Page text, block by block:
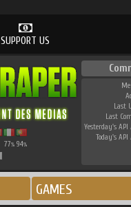
SUPPORT US
77% 94%
Last
Last
Yesterday's API
Today's API
GAMES